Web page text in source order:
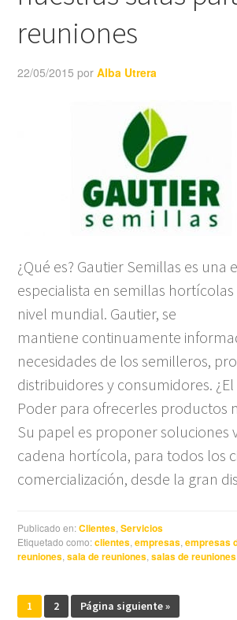
reuniones
22/05/2015 porAlba Utrera
¿Qué es? Gautier Semillas es una
especialista en semillas
nivel mundial. Gautier, se
mantiene continuamente
necesidades de los semilleros,
distribuidores y consumidores.
Poder para ofrecerles productos
Su papel es proponer soluciones
cadena hortícola, para todos los
comercialización, desde la gran
Publicado en:Clientes ,Servicios
Etiquetado como:clientes ,empresas ,empresas
reuniones ,sala de reuniones ,salas de reuniones
1 2 Página siguiente »